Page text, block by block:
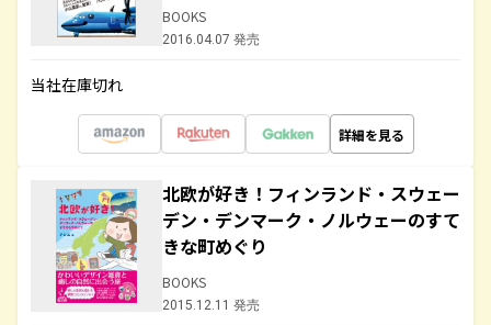
BOOKS
2016.04.07 発売
当社在庫切れ
詳細を見る
北欧が好き！フィンランド・スウェー
デン・デンマーク・ノルウェーのすて
きな町めぐり
BOOKS
2015.12.11 発売